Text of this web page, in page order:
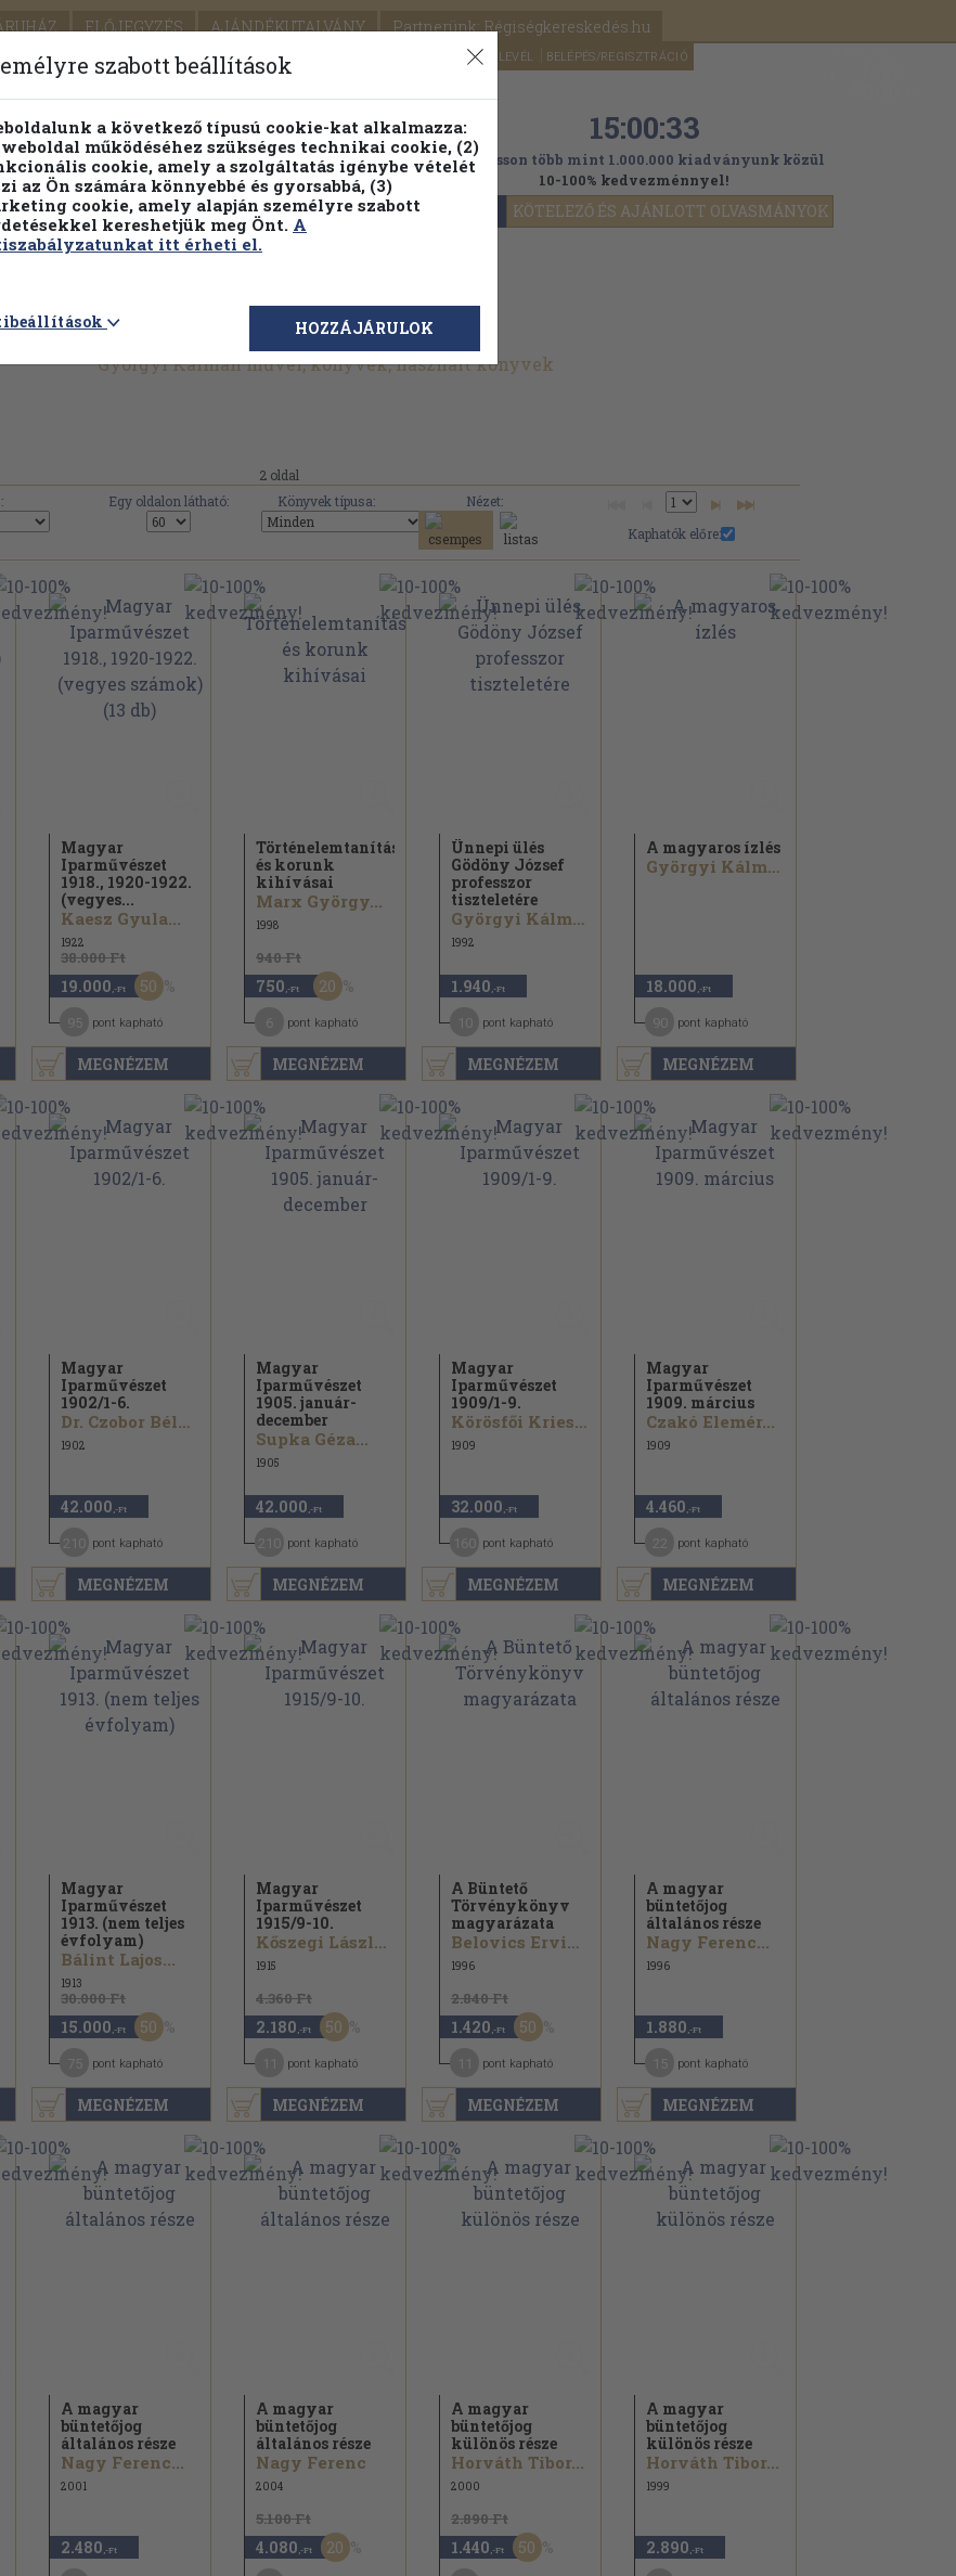
ELŐJEGYZÉS AJÁNDÉKUTALVÁNY Partnerünk: Régiségkereskedés.hu
SEGÍTSÉG HÍRLEVÉL BELÉPÉS/REGISZTRÁCIÓ
PILLANATNYI ÁRAINK FENNTARTHATÓ OLVASMÁNYOK KÖTELEZŐ ÉS AJÁNLOTT OLVASMÁNYOK
Részletes kereső Témaköri fa 15:00:32
Válogasson több mint 1.000.000 kiadványunk közül
10-100% kedvezménnyel!
Györgyi Kálmán művei, könyvek, használt könyvek
2 oldal
Egy oldalon látható: Könyvek típusa:
Nézet:
Kaphatók előre:
MEGNÉZEM
Magyar
Iparművészet
1918., 1920-1922.
(vegyes...
Kaesz Gyula...
1922
38.000 Ft
19.000 ,-Ft 50
pont kapható
MEGNÉZEM
Történelemtanítás
és korunk
kihívásai
Marx György...
1998
940 Ft
750 ,-Ft 20
pont kapható
MEGNÉZEM
Ünnepi ülés
Gödöny József
professzor
tiszteletére
Györgyi Kálmán...
1992
1.940 ,-Ft
pont kapható
MEGNÉZEM
A magyaros ízlés
Györgyi Kálmán
18.000 ,-Ft
pont kapható
MEGNÉZEM
Magyar
Iparművészet
1902/1-6.
Dr. Czobor Béla...
1902
42.000 ,-Ft
pont kapható
MEGNÉZEM
Magyar
Iparművészet
1905. január-
december
Supka Géza...
1905
42.000 ,-Ft
pont kapható
MEGNÉZEM
Magyar
Iparművészet
1909/1-9.
Körösfői Kriesch Aladár...
1909
32.000 ,-Ft
pont kapható
MEGNÉZEM
Magyar
Iparművészet
1909. március
Czakó Elemér...
1909
4.460 ,-Ft
pont kapható
MEGNÉZEM
Magyar
Iparművészet
1913. (nem teljes
évfolyam)
Bálint Lajos...
1913
30.000 Ft
15.000 ,-Ft 50
pont kapható
MEGNÉZEM
Magyar
Iparművészet
1915/9-10.
Kőszegi László...
1915
4.360 Ft
2.180 ,-Ft 50
pont kapható
MEGNÉZEM
A Büntető
Törvénykönyv
magyarázata
Belovics Ervin...
1996
2.840 Ft
1.420 ,-Ft 50
pont kapható
MEGNÉZEM
A magyar
büntetőjog
általános része
Nagy Ferenc...
1996
1.880 ,-Ft
pont kapható
A magyar
büntetőjog
általános része
Nagy Ferenc...
2001
2.480 ,-Ft
A magyar
büntetőjog
általános része
Nagy Ferenc
2004
5.100 Ft
4.080 ,-Ft 20
A magyar
büntetőjog
különös része
Horváth Tibor...
2000
2.890 Ft
1.440 ,-Ft 50
A magyar
büntetőjog
különös része
Horváth Tibor...
1999
2.890 ,-Ft
szabott beállítások
a következő típusú cookie-kat alkalmazza:
weboldal működéséhez szükséges technikai cookie, (2)
cookie, amely a szolgáltatás igénybe vételét
az Ön számára könnyebbé és gyorsabbá, (3)
cookie, amely alapján személyre szabott
kereshetjük meg Önt. A
itt érheti el.
HOZZÁJÁRULOK